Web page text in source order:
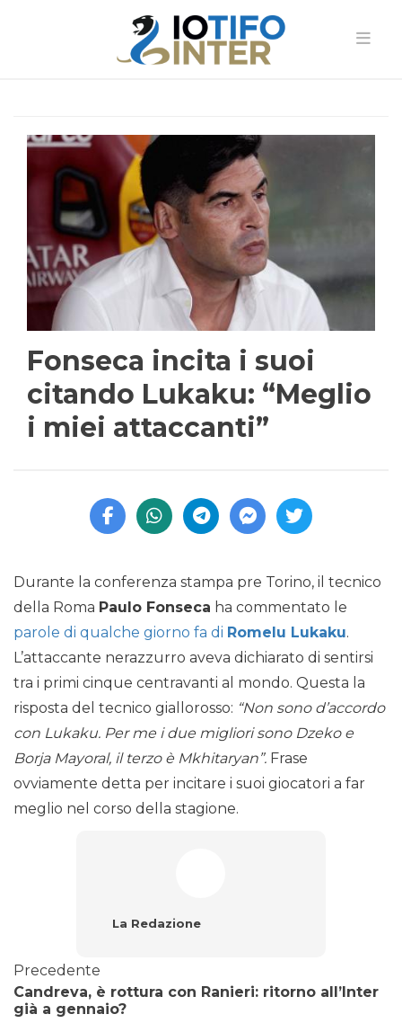
Fonseca incita i suoi
citando Lukaku: “Meglio
i miei attaccanti”
Durante la conferenza stampa pre Torino, il tecnico
della Roma Paulo Fonseca ha commentato le
parole di qualche giorno fa di Romelu Lukaku.
L’attaccante nerazzurro aveva dichiarato di sentirsi
tra i primi cinque centravanti al mondo. Questa la
risposta del tecnico giallorosso: “Non sono d’accordo
con Lukaku. Per me i due migliori sono Dzeko e
Borja Mayoral, il terzo è Mkhitaryan”. Frase
ovviamente detta per incitare i suoi giocatori a far
meglio nel corso della stagione.
La Redazione
Precedente
Candreva, è rottura con Ranieri: ritorno all’Inter
già a gennaio?